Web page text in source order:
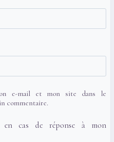
e-mail et mon site dans le
commentaire.
en cas de réponse à mon